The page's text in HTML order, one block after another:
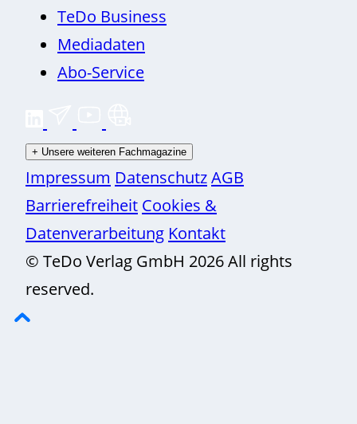
TeDo Business
Mediadaten
Abo-Service
+ Unsere weiteren Fachmagazine
Impressum DatenschutzAGB
Barrierefreiheit Cookies &
Datenverarbeitung Kontakt
© TeDo Verlag GmbH 2026 All rights
reserved.